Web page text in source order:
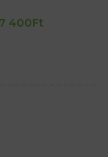
7 400Ft